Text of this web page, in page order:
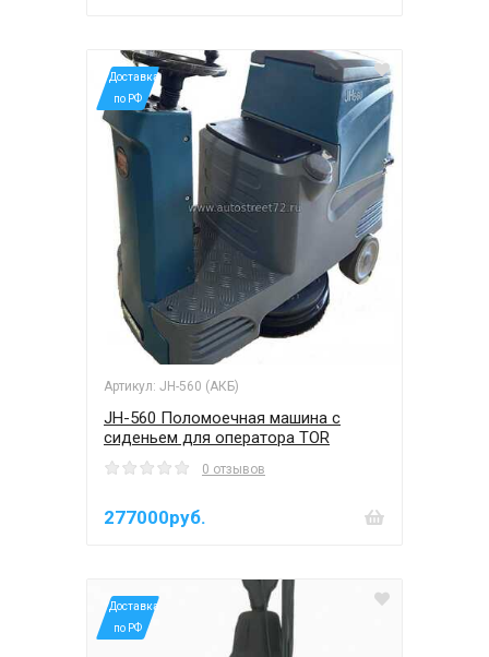
*Доставка
по РФ
Артикул: JH-560 (АКБ)
JH-560 Поломоечная машина c
сиденьем для оператора TOR
0 отзывов
277000руб.
*Доставка
по РФ